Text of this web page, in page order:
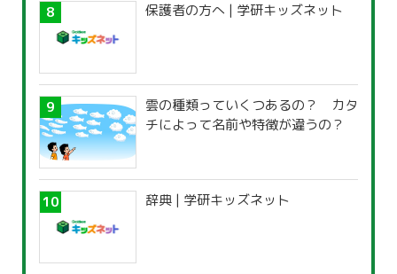
保護者の方へ | 学研キッズネット
雲の種類っていくつあるの？ カタ
チによって名前や特徴が違うの？
辞典 | 学研キッズネット